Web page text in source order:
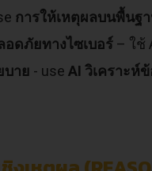
การให้เหตุผลบนพื้นฐ
ดภัยทางไซเบอร์ – ใช้
บาย - useAI วิเคราะห์